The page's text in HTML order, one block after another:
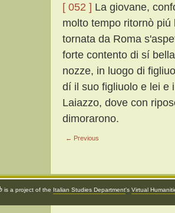
[ 052 ] La giovane,
molto tempo ritornò
tornata da Roma
forte contento di sí
nozze, in luogo di
dí il suo figliuolo e lei e
Laiazzo, dove con
dimorarono.
← Previous
is a project of the Italian Studies Department's Virtual